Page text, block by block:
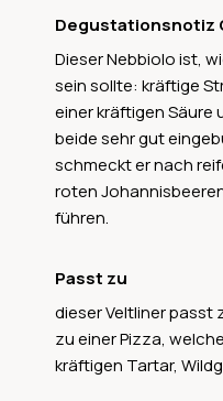
Degustationsnotiz
Dieser Nebbiolo ist,
sein sollte: kräftige
einer kräftigen Säure
beide sehr gut
schmeckt er nach
roten
führen.
Passt zu
dieser Veltliner passt
zu einer Pizza,
kräftigen Tartar,